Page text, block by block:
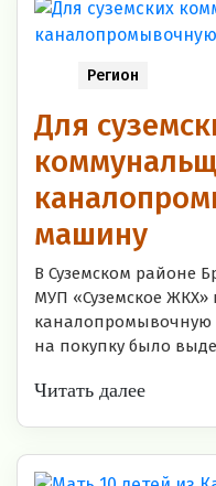
Регион
Для
машину
В Суземском районе
МУП «Суземское
каналопромывочную
на покупку было
Читать далее